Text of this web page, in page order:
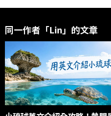
同一作者「Lin」的文章